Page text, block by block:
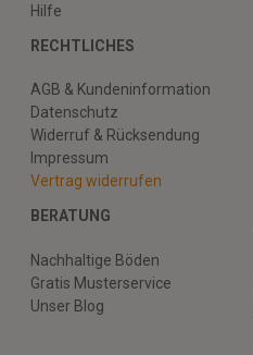
Hilfe
RECHTLICHES
AGB & Kundeninformation
Datenschutz
Widerruf & Rücksendung
Impressum
Vertrag widerrufen
BERATUNG
Nachhaltige Böden
Gratis Musterservice
Unser Blog